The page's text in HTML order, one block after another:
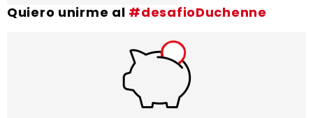
Quiero unirme al #desafioDuchenne